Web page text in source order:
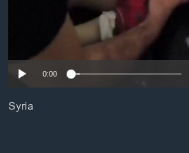
ຊຸມຊົນຊາວລາວ
ວິທະຍາສາດ-ເທັກໂນໂລຈີ
ທຸລະກິດ
ພາສາອັງກິດ
ວີດີໂອ
0:00
Syria